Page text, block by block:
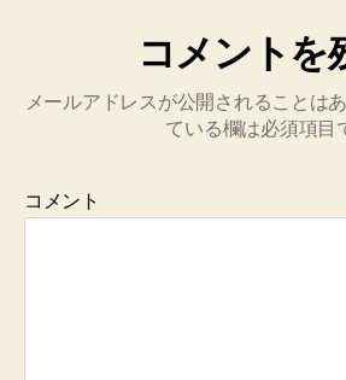
コメントを
メールアドレスが公開されることはあ
ている欄は必須項目
コメント